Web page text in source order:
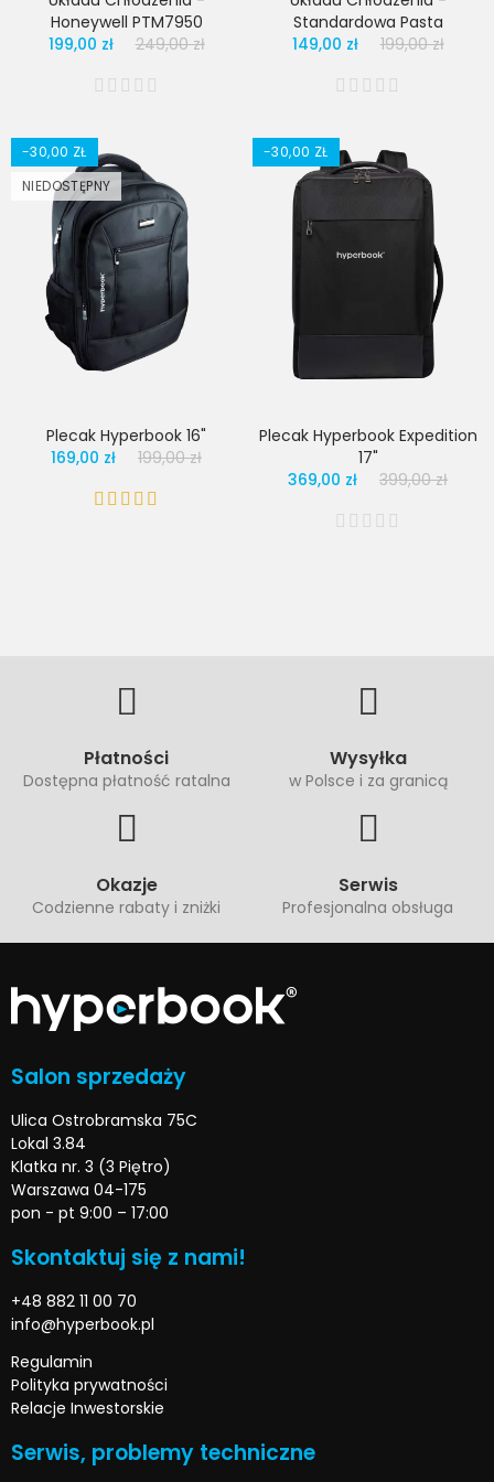
Honeywell PTM7950
199,00 zł
249,00 zł
Standardowa Pasta
149,00 zł
199,00 zł
-30,00 ZŁ
NIEDOSTĘPNY
Plecak Hyperbook 16"
169,00 zł
199,00 zł
-30,00 ZŁ
Plecak Hyperbook Expedition
17"
369,00 zł
399,00 zł
Płatności
Dostępna płatność ratalna
Wysyłka
w Polsce i za granicą
Okazje
Codzienne rabaty i zniżki
Serwis
Profesjonalna obsługa
Salon sprzedaży
Ulica Ostrobramska 75C
Lokal 3.84
Klatka nr. 3 (3 Piętro)
Warszawa 04-175
pon - pt 9:00 – 17:00
Skontaktuj się z nami!
+48 882 11 00 70
info@hyperbook.pl
Regulamin
Polityka prywatności
Relacje Inwestorskie
Serwis, problemy techniczne